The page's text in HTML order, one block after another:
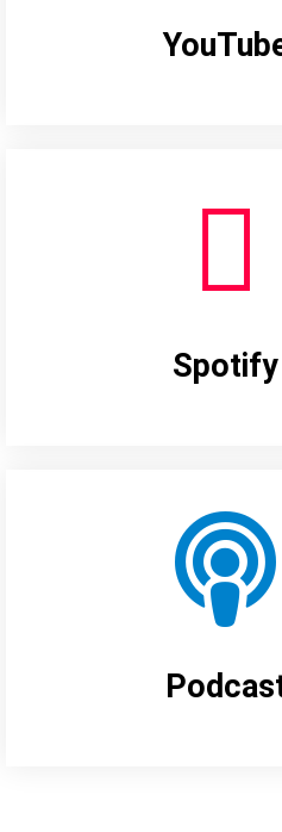
Spotify